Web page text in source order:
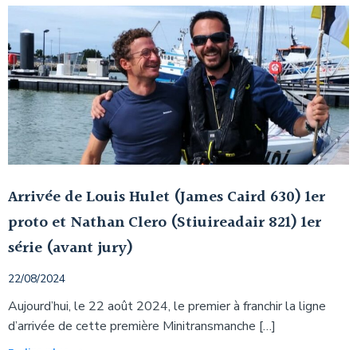
Arrivée de Louis Hulet (James Caird 630) 1er
proto et Nathan Clero (Stiuireadair 821) 1er
série (avant jury)
22/08/2024
Aujourd’hui, le 22 août 2024, le premier à franchir la ligne
d’arrivée de cette première Minitransmanche […]